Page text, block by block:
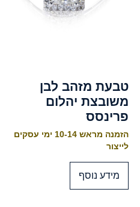
טבעת מזהב לבן
משובצת יהלום
פרינסס
הזמנה מראש 10-14 ימי עסקים
לייצור
מידע נוסף